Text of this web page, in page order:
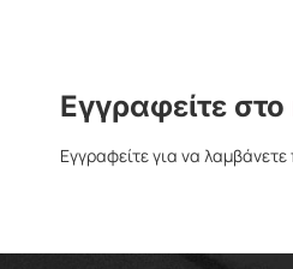
Εγγραφείτε στο
Εγγραφείτε για να